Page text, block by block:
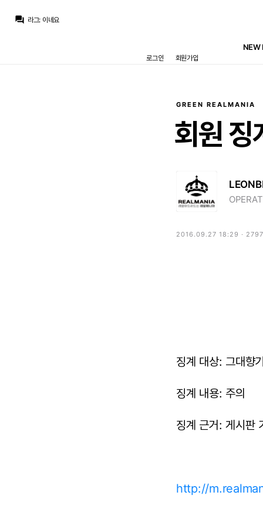
question_answer 라그: 이네요
공식적으로 집계되면 17위 겨울 왕국 2(14.53억) 바로 밑
NEW
로그인 회원가입
GREEN REALMANIA
회원 징
2016.09.27 18:29 ·
징계 대상: 그대향
징계 내용: 주의
징계 근거: 게시판
http://